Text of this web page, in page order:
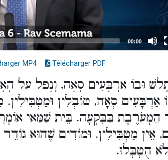
MP4 Télécharger PDF
וּבוֹ אַרְבָּעִים סְאָה, וְנָפַל עַל
אַרְבָּעִים סְאָה, טוֹבְלִין וּמַטְבִּילִין.
הַמְעֹרֶבֶת בַּבִּקְעָה. בֵּית שַׁמַּאי
אֵין מַטְבִּילִין. וּמוֹדִים שֶׁהוּא
הֻטְבְּלוּ.